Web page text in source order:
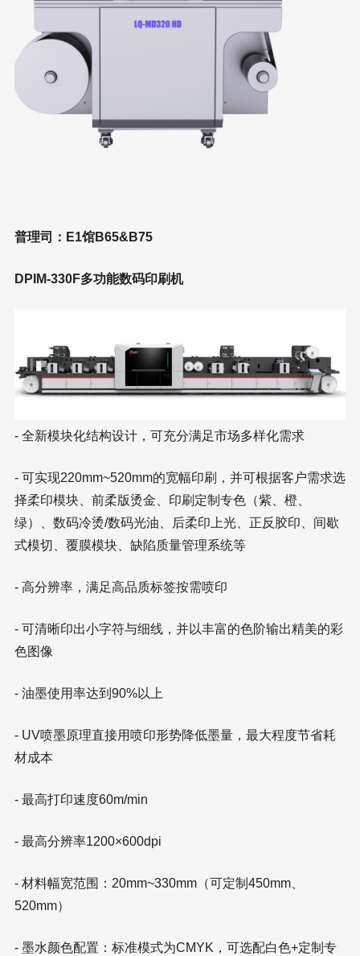
普理司：E1馆B65&B75
DPIM-330F多功能数码印刷机
- 全新模块化结构设计，可充分满足市场多样化需求
- 可实现220mm~520mm的宽幅印刷，并可根据客户需求选
择柔印模块、前柔版烫金、印刷定制专色（紫、橙、
绿）、数码冷烫/数码光油、后柔印上光、正反胶印、间歇
式模切、覆膜模块、缺陷质量管理系统等
- 高分辨率，满足高品质标签按需喷印
- 可清晰印出小字符与细线，并以丰富的色阶输出精美的彩
色图像
- 油墨使用率达到90%以上
- UV喷墨原理直接用喷印形势降低墨量，最大程度节省耗
材成本
- 最高打印速度60m/min
- 最高分辨率1200×600dpi
- 材料幅宽范围：20mm~330mm（可定制450mm、
520mm）
- 墨水颜色配置：标准模式为CMYK，可选配白色+定制专